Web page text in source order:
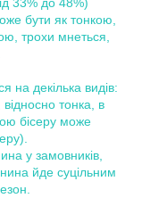
33% до 48%)
бути як тонкою,
трохи мнеться,
на декілька видів:
тонка, в
бісеру може
у замовників,
йде суцільним